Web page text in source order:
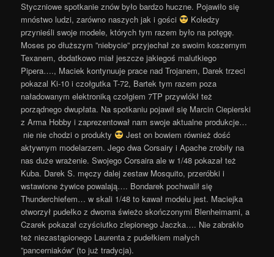
Styczniowe spotkanie znów było bardzo huczne. Pojawiło się
mnóstwo ludzi, zarówno naszych jak i gości
Koledzy
przynieśli swoje modele, których tym razem było na potęgę.
Moses po dłuższym ”niebycie” przyjechał ze swoim koszernym
Texanem, dodatkowo miał jeszcze jakiegoś malutkiego
Pipera…., Maciek kontynuuje prace nad Trojanem, Darek trzeci
pokazal Ki-10 i czołgutka T-72, Bartek tym razem poza
naładowanym elektroniką czołgiem 7TP przywlókł też
porządnego dwupłata. Na spotkaniu pojawił się Marcin Ciepierski
z Arma Hobby i zaprezentował nam swoje aktualne produkcje…
nie nie chodzi o produkty
Jest on bowiem również dość
aktywnym modelarzem. Jego dwa Corsairy i Apache zrobiły na
nas duże wrażenie. Swojego Corsaira ale w 1/48 pokazał też
Kuba. Darek S. męczy dalej zestaw Mosquito, przeróbki i
wstawione żywice powalają…. Bondarek pochwalił się
Thunderchiefem… w skali 1/48 to kawał modelu jest. Maciejka
otworzył pudełko z dwoma świeżo skończonymi Blenheimami, a
Czarek pokazał czyściutko zlepionego Jaczka…. Nie zabrakło
też niezastąpionego Laurenta z pudełkiem małych
”pancerniaków” (to już tradycja).